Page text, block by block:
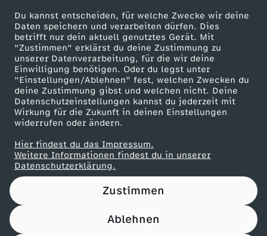
Du kannst entscheiden, für welche Zwecke wir deine
Daten speichern und verarbeiten dürfen. Dies
betrifft nur dein aktuell genutztes Gerät. Mit
"Zustimmen" erklärst du deine Zustimmung zu
unserer Datenverarbeitung, für die wir deine
Einwilligung benötigen. Oder du legst unter
"Einstellungen/Ablehnen" fest, welchen Zwecken du
deine Zustimmung gibst und welchen nicht. Deine
Datenschutzeinstellungen kannst du jederzeit mit
Wirkung für die Zukunft in deinen Einstellungen
widerrufen oder ändern.
Hier findest du das Impressum.
Weitere Informationen findest du in unserer
Datenschutzerklärung.
Zustimmen
Ablehnen
ZDF goes Schule
Werbefernsehen
Mainzelmännchen
Partner
Nutzungsbedingungen